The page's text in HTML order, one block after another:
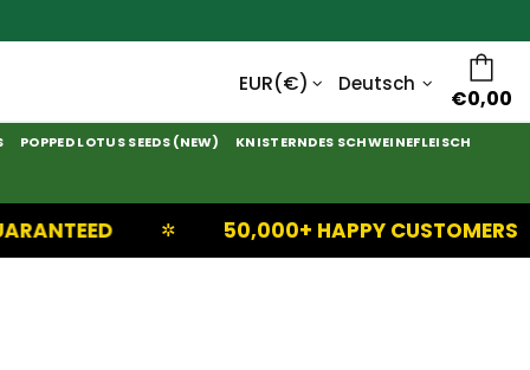
Deutsch
€0,00
POPPED LOTUS SEEDS (NEW) KNISTERNDES SCHWEINEFLEISCH
✲ 50,000+ HAPPY CUSTOMERS ✲